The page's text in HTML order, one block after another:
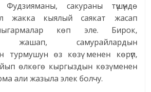
Фудзияманы, сакураны түшүндө
жакка кыялый саякат жасап
көп эле. Бирок,
жашап, самурайлардын
турмушун өз көзү менен көрүп,
өлкөгө кыргыздын көзү менен
али жазыла элек болчу.